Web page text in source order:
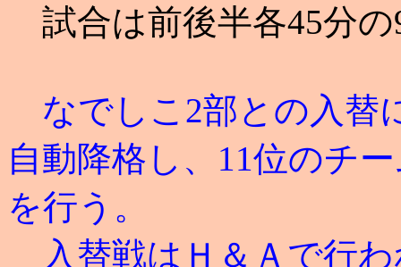
試合は前後半各45分の
なでしこ2部との入替
自動降格し、11位のチ
を行う。
入替戦はＨ＆Ａで行